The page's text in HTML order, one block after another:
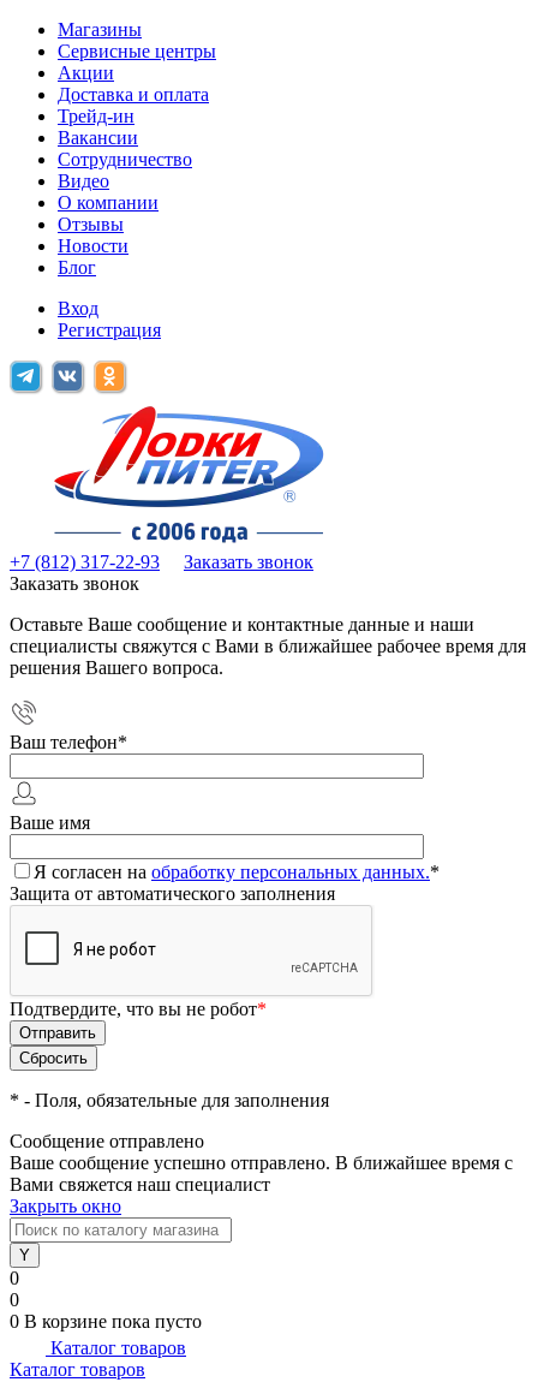
Магазины
Сервисные центры
Акции
Доставка и оплата
Трейд-ин
Вакансии
Сотрудничество
Видео
О компании
Отзывы
Новости
Блог
Вход
Регистрация
+7 (812) 317-22-93
Заказать звонок
Заказать звонок
Оставьте Ваше сообщение и контактные данные и наши
специалисты свяжутся с Вами в ближайшее рабочее время для
решения Вашего вопроса.
Ваш телефон*
Ваше имя
Я согласен на обработку персональных данных.*
Защита от автоматического заполнения
Подтвердите, что вы не робот*
* - Поля, обязательные для заполнения
Сообщение отправлено
Ваше сообщение успешно отправлено. В ближайшее время с
Вами свяжется наш специалист
Закрыть окно
0
0
0 В корзине пока пусто
Каталог товаров
Каталог товаров